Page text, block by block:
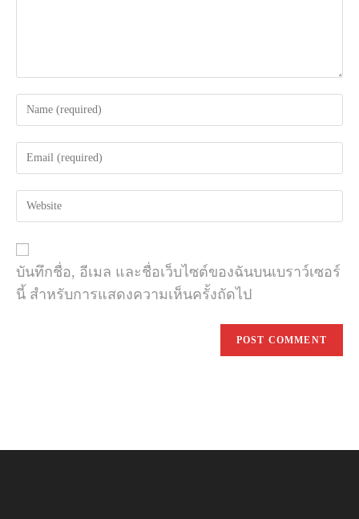
username
to
comment
address
to
(optional)
บันทึกชื่อ, อีเมล และชื่อเว็บไซต์ของฉันบนเบราว์เซอร์
นี้ สำหรับการแสดงความเห็นครั้งถัดไป